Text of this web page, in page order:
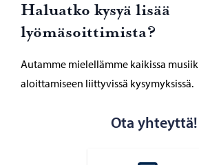
Haluatko kysyä lisää
lyömäsoittimista?
Autamme mielellämme kaikissa
aloittamiseen liittyvissä kysymyksissä.
Ota yhteyttä!